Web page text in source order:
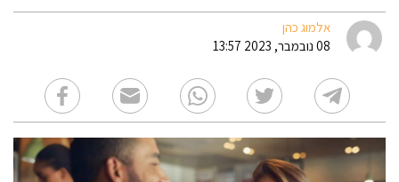
אלמוג כהן
08 נובמבר, 2023 13:57